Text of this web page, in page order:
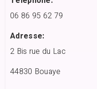
06 86 95 62 79
Adresse:
2 Bis rue du Lac
44830 Bouaye